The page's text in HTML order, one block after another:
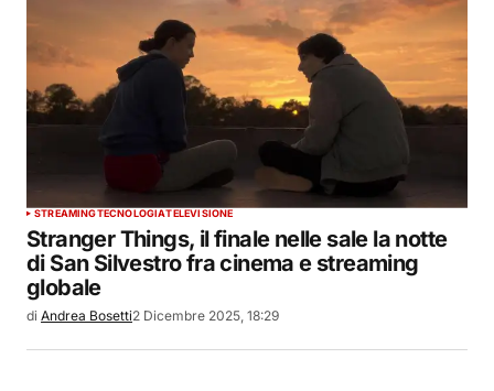
STREAMINGTECNOLOGIATELEVISIONE
Stranger Things, il finale nelle sale la notte
di San Silvestro fra cinema e streaming
globale
di Andrea Bosetti2 Dicembre 2025, 18:29